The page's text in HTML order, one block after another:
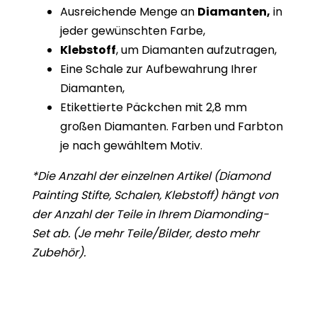
Ausreichende Menge an Diamanten, in
jeder gewünschten Farbe,
Klebstoff, um Diamanten aufzutragen,
Eine Schale zur Aufbewahrung Ihrer
Diamanten,
Etikettierte Päckchen mit 2,8 mm
großen Diamanten. Farben und Farbton
je nach gewähltem Motiv.
*Die Anzahl der einzelnen Artikel (Diamond
Painting Stifte, Schalen, Klebstoff) hängt von
der Anzahl der Teile in Ihrem Diamonding-
Set ab. (Je mehr Teile/Bilder, desto mehr
Zubehör).